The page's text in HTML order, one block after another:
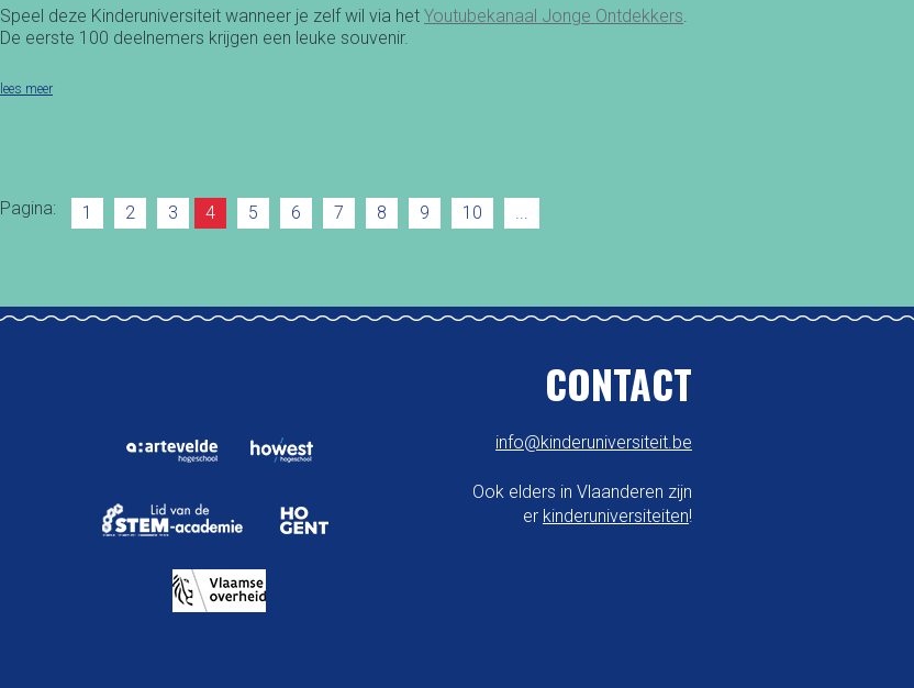
Speel deze Kinderuniversiteit wanneer je zelf wil via het Youtubekanaal Jonge Ontdekkers.
De eerste 100 deelnemers krijgen een leuke souvenir.
lees meer
Pagina: 1 2 3 4 5 6 7 8 9 10 ...
CONTACT
info@kinderuniversiteit.be
Ook elders in Vlaanderen zijn
er kinderuniversiteiten!